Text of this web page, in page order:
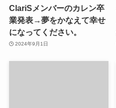
ClariSメンバーのカレン卒
業発表→夢をかなえて幸せ
になってください。
2024年9月1日